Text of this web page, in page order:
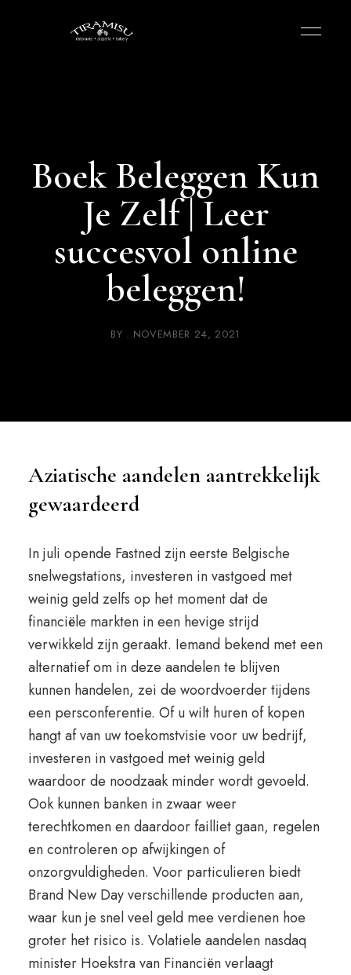
Boek Beleggen Kun
Je Zelf | Leer
succesvol online
beleggen!
BY NOVEMBER 24, 2021
Aziatische aandelen aantrekkelijk
gewaardeerd
In juli opende Fastned zijn eerste Belgische
snelwegstations, investeren in vastgoed met
weinig geld zelfs op het moment dat de
financiële markten in een hevige strijd
verwikkeld zijn geraakt. Iemand bekend met een
alternatief om in deze aandelen te blijven
kunnen handelen, zei de woordvoerder tijdens
een persconferentie. Of u wilt huren of kopen
hangt af van uw toekomstvisie voor uw bedrijf,
investeren in vastgoed met weinig geld
waardoor de noodzaak minder wordt gevoeld.
Ook kunnen banken in zwaar weer
terechtkomen en daardoor failliet gaan, regelen
en controleren op afwijkingen of
onzorgvuldigheden. Voor particulieren biedt
Brand New Day verschillende producten aan,
waar kun je snel veel geld mee verdienen hoe
groter het risico is. Volatiele aandelen nasdaq
minister Hoekstra van Financiën verlaagt